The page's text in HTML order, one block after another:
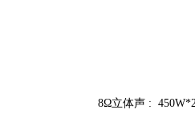
8Ω立体声 : 450W*2